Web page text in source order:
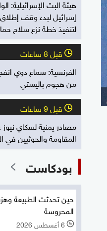
هيئة البث الإسرائيلية:
إسرائيل لبدء وقف
لتنفيذ خطة نزع سلاح
l قبل 8 ساعات
الفرنسية: سماع دوي
من هجوم باليستي
l قبل 9 ساعات
مصادر يمنية لسكاي
المقاومة والحوثيين في
بودكاست
حين تحدثت الطبيعة
المحروسة
l 6 أغسطس 2026